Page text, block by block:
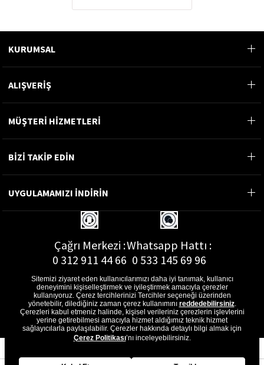
KURUMSAL
ALIŞVERİŞ
MÜŞTERİ HİZMETLERİ
BİZİ TAKİP EDİN
UYGULAMAMIZI İNDİRİN
Çağrı Merkezi :
0 312 911 44 66
Whatsapp Hattı :
0 533 145 69 96
E-Posta Adresi :
musterihizmetleri@gon.com.tr
Sitemizi ziyaret eden kullanıcılarımızı daha iyi tanımak, kullanıcı
deneyimini kişiselleştirmek ve iyileştirmek amacıyla çerezler
kullanıyoruz. Çerez tercihlerinizi Tercihler seçeneği üzerinden
yönetebilir, dilediğiniz zaman çerez kullanımını reddedebilirsiniz.
Çerezleri kabul etmeniz halinde, kişisel verileriniz çerezlerin işlevlerini
yerine getirebilmesi amacıyla hizmet aldığımız teknik hizmet
sağlayıcılarla paylaşılabilir. Çerezler hakkında detaylı bilgi almak için
Çerez Politikası’nı inceleyebilirsiniz.